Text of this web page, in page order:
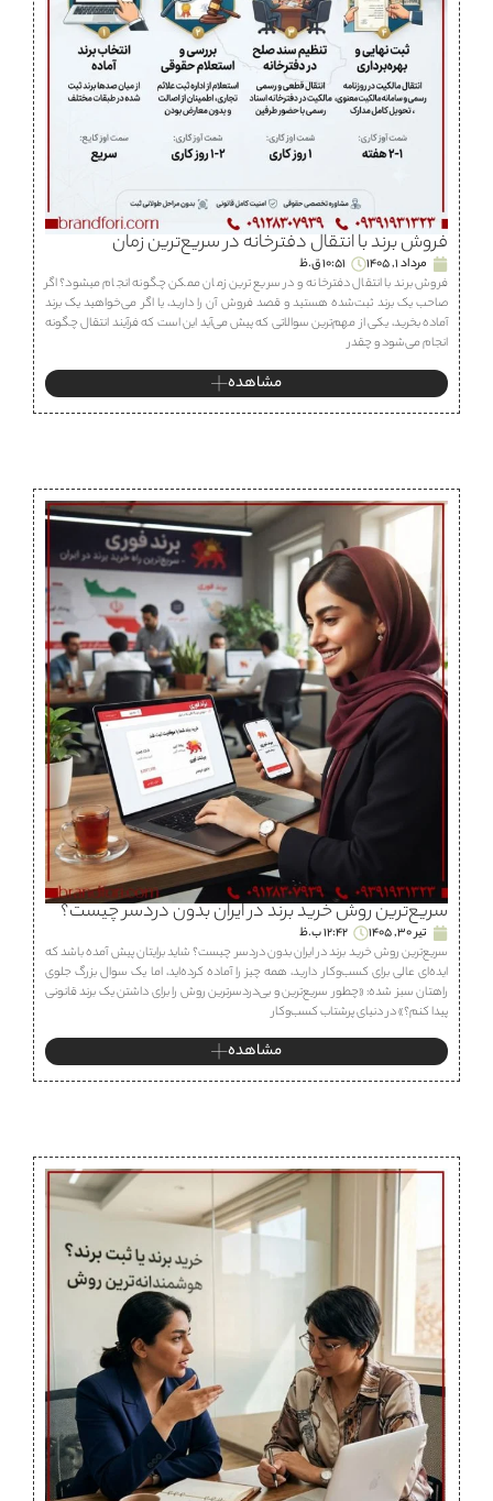
فروش برند با انتقال دفترخانه در سریع‌ترین زمان
مرداد 1, 1405
10:51 ق.ظ
فروش برند با انتقال دفترخانه و در سریع ترین زمان ممکن چگونه انجام میشود؟ اگر
صاحب یک برند ثبت‌شده هستید و قصد فروش آن را دارید، یا اگر می‌خواهید یک برند
آماده بخرید، یکی از مهم‌ترین سوالاتی که پیش می‌آید این است که فرآیند انتقال چگونه
انجام می‌شود و چقدر
مشاهده
سریع‌ترین روش خرید برند در ایران بدون دردسر چیست؟
تیر 30, 1405
12:42 ب.ظ
سریع‌ترین روش خرید برند در ایران بدون دردسر چیست؟ شاید برایتان پیش آمده باشد که
ایده‌ای عالی برای کسب‌وکار دارید، همه چیز را آماده کرده‌اید، اما یک سوال بزرگ جلوی
راهتان سبز شده: «چطور سریع‌ترین و بی‌دردسرترین روش را برای داشتن یک برند قانونی
پیدا کنم؟» در دنیای پرشتاب کسب‌وکار
مشاهده